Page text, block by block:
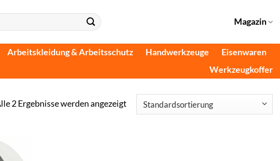
Magazin
Arbeitskleidung & Arbeitsschutz Handwerkzeuge
Eisenwaren
Werkzeugkoffer
2 Ergebnisse werden angezeigt